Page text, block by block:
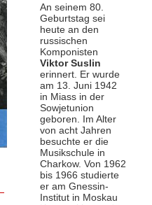
An seinem 80.
Geburtstag sei
heute an den
russischen
Komponisten
Viktor Suslin
erinnert. Er wurde
am 13. Juni 1942
in Miass in der
Sowjetunion
geboren. Im Alter
von acht Jahren
besuchte er die
Musikschule in
Charkow. Von 1962
bis 1966 studierte
er am Gnessin-
Institut in Moskau